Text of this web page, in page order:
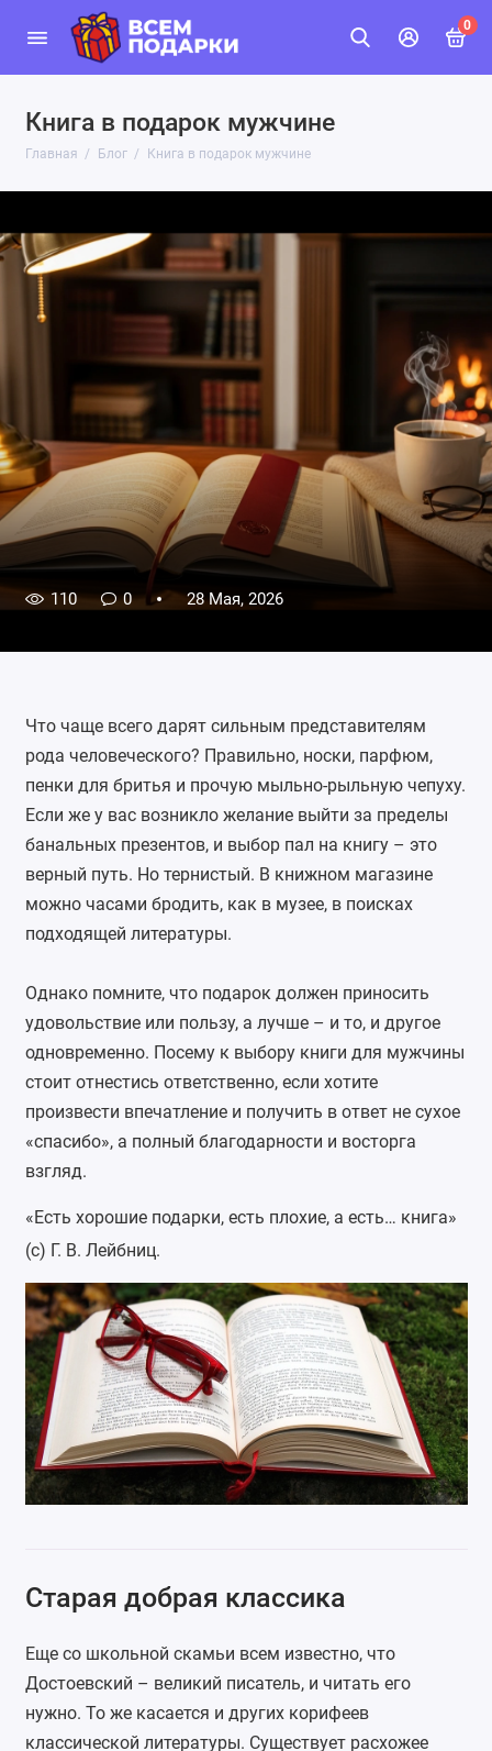
0
Книга в подарок мужчине
Главная Блог Книга в подарок мужчине
110 0 28 Мая, 2026
Что чаще всего дарят сильным представителям
рода человеческого? Правильно, носки, парфюм,
пенки для бритья и прочую мыльно-рыльную чепуху.
Если же у вас возникло желание выйти за пределы
банальных презентов, и выбор пал на книгу – это
верный путь. Но тернистый. В книжном магазине
можно часами бродить, как в музее, в поисках
подходящей литературы.
Однако помните, что подарок должен приносить
удовольствие или пользу, а лучше – и то, и другое
одновременно. Посему к выбору книги для мужчины
стоит отнестись ответственно, если хотите
произвести впечатление и получить в ответ не сухое
«спасибо», а полный благодарности и восторга
взгляд.
«Есть хорошие подарки, есть плохие, а есть… книга»
(с) Г. В. Лейбниц.
Старая добрая классика
Еще со школьной скамьи всем известно, что
Достоевский – великий писатель, и читать его
нужно. То же касается и других корифеев
классической литературы. Существует расхожее